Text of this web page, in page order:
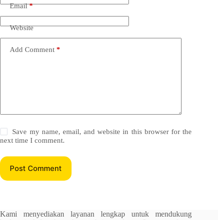
Email*
Website
Add Comment *
Save my name, email, and website in this browser for the
next time I comment.
Post Comment
Kami menyediakan layanan lengkap untuk mendukung